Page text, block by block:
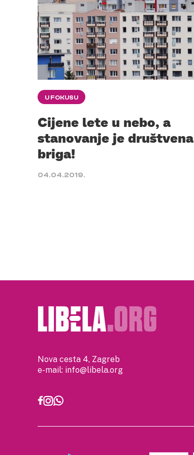
U FOKUSU
Cijene lete u nebo, a
stanovanje je društvena
briga!
04.04.2019.
Nova cesta 4, Zagreb
e-mail: info@libela.org